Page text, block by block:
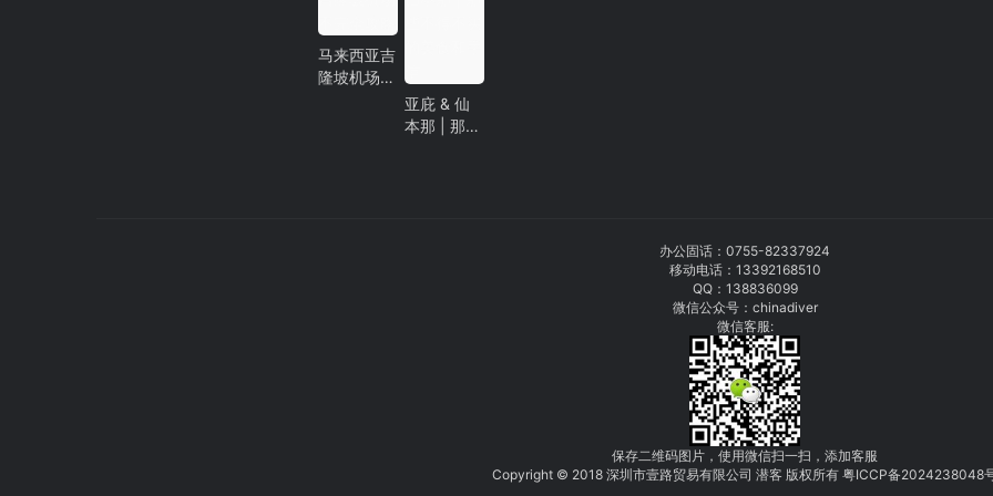
服海洋！
马来西亚吉
隆坡机场不
亚庇 & 仙
本那 | 那些
办公固话： 0755-82337924
移动电话： 13392168510
QQ：138836099
微信公众号：chinadiver
微信客服:
保存二维码图片，使用微信扫一扫，添加客服
Copyright © 2018 深圳市壹路贸易有限公司 潜客 版权所有 粤ICCP备2024238048